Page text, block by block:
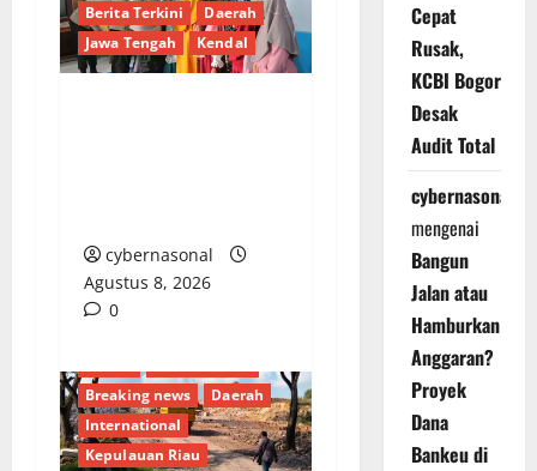
Berita Terkini
Daerah
Jawa Tengah
Kendal
cybernasonal
Agustus 8, 2026
0
Breaking news
Daerah
International
Kepulauan Riau
Cepat
Rusak,
KCBI Bogor
Desak
Audit Total
cybernasonal
mengenai
Bangun
Jalan atau
Hamburkan
Anggaran?
Proyek
Dana
Bankeu di